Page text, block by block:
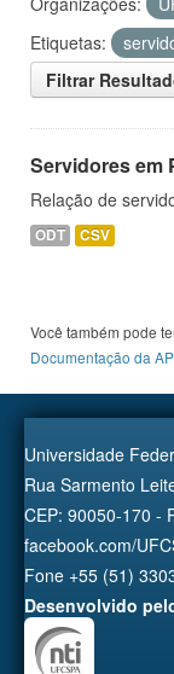
Etiquetas:
Filtrar
Servidores em
Relação de
ODT CSV
Você também pode
Documentação da
Universidade
Rua Sarmento
CEP: 90050-170 -
facebook.com/
Fone +55 (51)
Desenvolvido